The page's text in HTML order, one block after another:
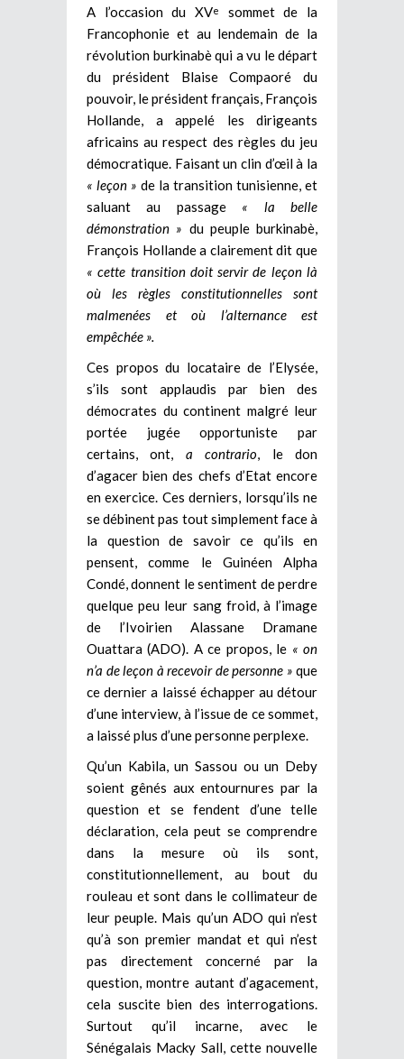
A l’occasion du XVe
sommet de la
Francophonie et au lendemain de la
révolution burkinabè qui a vu le départ
du président Blaise Compaoré du
pouvoir, le président français, François
Hollande, a appelé les dirigeants
africains au respect des règles du jeu
démocratique. Faisant un clin d’œil à la
« leçon » de la transition tunisienne, et
saluant au passage « la belle
démonstration » du peuple burkinabè,
François Hollande a clairement dit que
« cette transition doit servir de leçon là
où les règles constitutionnelles sont
malmenées et où l’alternance est
empêchée ».
Ces propos du locataire de l’Elysée,
s’ils sont applaudis par bien des
démocrates du continent malgré leur
portée jugée opportuniste par
certains, ont, a contrario , le don
d’agacer bien des chefs d’Etat encore
en exercice. Ces derniers, lorsqu’ils ne
se débinent pas tout simplement face à
la question de savoir ce qu’ils en
pensent, comme le Guinéen Alpha
Condé, donnent le sentiment de perdre
quelque peu leur sang froid, à l’image
de l’Ivoirien Alassane Dramane
Ouattara (ADO). A ce propos, le « on
n’a de leçon à recevoir de personne » que
ce dernier a laissé échapper au détour
d’une interview, à l’issue de ce sommet,
a laissé plus d’une personne perplexe.
Qu’un Kabila, un Sassou ou un Deby
soient gênés aux entournures par la
question et se fendent d’une telle
déclaration, cela peut se comprendre
dans la mesure où ils sont,
constitutionnellement, au bout du
rouleau et sont dans le collimateur de
leur peuple. Mais qu’un ADO qui n’est
qu’à son premier mandat et qui n’est
pas directement concerné par la
question, montre autant d’agacement,
cela suscite bien des interrogations.
Surtout qu’il incarne, avec le
Sénégalais Macky Sall, cette nouvelle